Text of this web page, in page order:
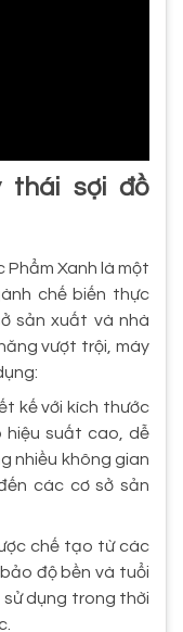
thái sợi đồ
Phẩm Xanh là một
chế biến thực
sản xuất và nhà
vượt trội, máy
kế với kích thước
hiệu suất cao, dễ
nhiều không gian
các cơ sở sản
chế tạo từ các
độ bền và tuổi
dụng trong thời